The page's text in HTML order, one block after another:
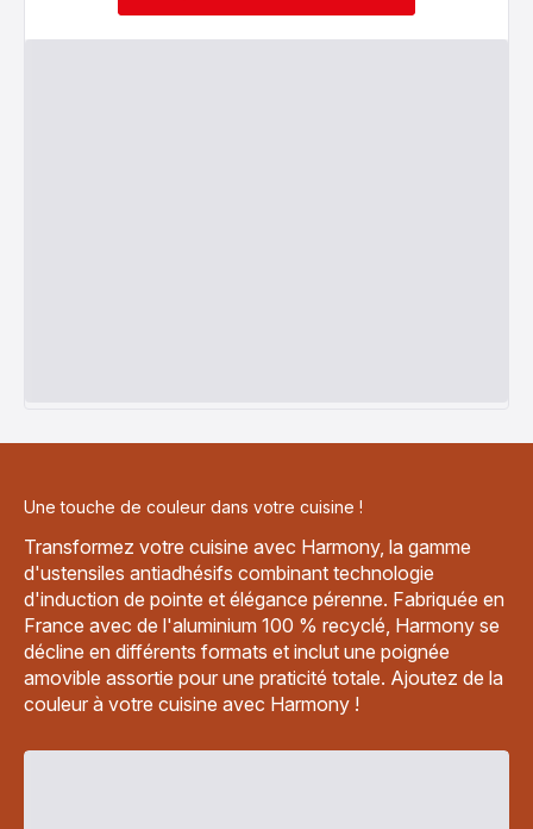
Une touche de couleur dans votre cuisine !
Transformez votre cuisine avec Harmony, la gamme
d'ustensiles antiadhésifs combinant technologie
d'induction de pointe et élégance pérenne. Fabriquée en
France avec de l'aluminium 100 % recyclé, Harmony se
décline en différents formats et inclut une poignée
amovible assortie pour une praticité totale. Ajoutez de la
couleur à votre cuisine avec Harmony !